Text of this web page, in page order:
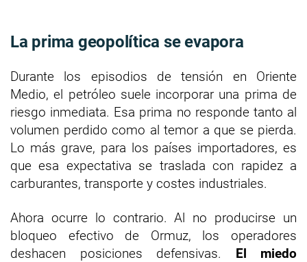
La prima geopolítica se evapora
Durante los episodios de tensión en Oriente
Medio, el petróleo suele incorporar una prima de
riesgo inmediata. Esa prima no responde tanto al
volumen perdido como al temor a que se pierda.
Lo más grave, para los países importadores, es
que esa expectativa se traslada con rapidez a
carburantes, transporte y costes industriales.
Ahora ocurre lo contrario. Al no producirse un
bloqueo efectivo de Ormuz, los operadores
deshacen posiciones defensivas. El miedo